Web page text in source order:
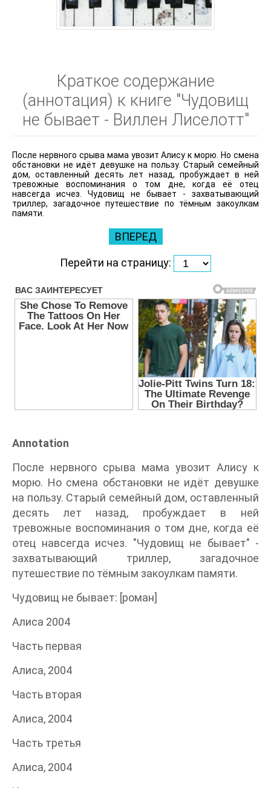
Краткое содержание
(аннотация) к книге "Чудовищ
не бывает - Виллен Лиселотт"
После нервного срыва мама увозит Алису к морю. Но смена
обстановки не идёт девушке на пользу. Старый семейный
дом, оставленный десять лет назад, пробуждает в ней
тревожные воспоминания о том дне, когда её отец
навсегда исчез. Чудовищ не бывает - захватывающий
триллер, загадочное путешествие по тёмным закоулкам
памяти.
ВПЕРЕД
Перейти на страницу:
Annotation
После нервного срыва мама увозит Алису к
морю. Но смена обстановки не идёт девушке
на пользу. Старый семейный дом, оставленный
десять лет назад, пробуждает в ней
тревожные воспоминания о том дне, когда её
отец навсегда исчез. "Чудовищ не бывает" -
захватывающий триллер, загадочное
путешествие по тёмным закоулкам памяти.
Чудовищ не бывает: [роман]
Алиса 2004
Часть первая
Алиса, 2004
Часть вторая
Алиса, 2004
Часть третья
Алиса, 2004